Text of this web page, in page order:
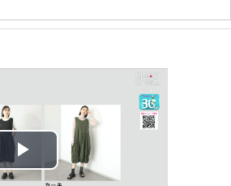
酸素系漂白不可
り干し
（低温）
：石油系ドライクリーニング可
グ：可
アラベル）】
変退色注意
Play